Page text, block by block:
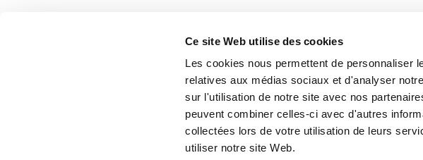
Ce site Web utilise des cookies
Les cookies nous permettent de personnaliser
relatives aux médias sociaux et d'analyser
sur l'utilisation de notre site avec nos
peuvent combiner celles-ci avec d'autres
collectées lors de votre utilisation de leurs
utiliser notre site Web.